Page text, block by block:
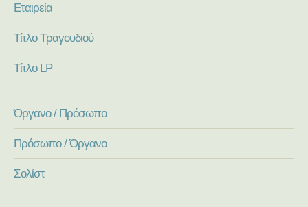
Εταιρεία
Τίτλο Τραγουδιού
Τίτλο LP
Όργανο / Πρόσωπο
Πρόσωπο / Όργανο
Σολίστ